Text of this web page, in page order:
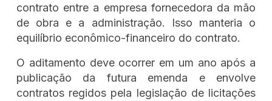
contrato entre a empresa fornecedora da mão
de obra e a administração. Isso manteria o
equilíbrio econômico-financeiro do contrato.
O aditamento deve ocorrer em um ano após a
publicação da futura emenda e envolve
contratos regidos pela legislação de licitações